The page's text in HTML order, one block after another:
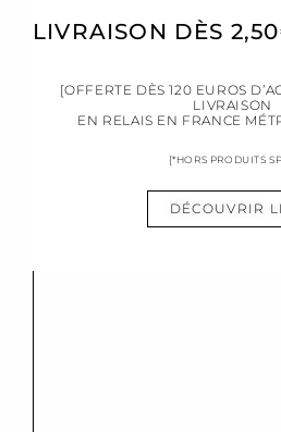
LIVRAISON DÈS
[OFFERTE DÈS 120 EUROS
LIVRAISON
EN RELAIS EN FRANCE
[*HORS PRODUITS
DÉCOUVRIR